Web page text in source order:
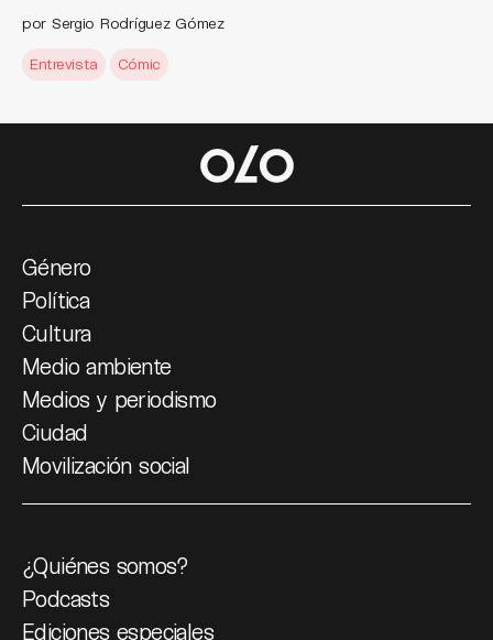
por Sergio Rodríguez Gómez
Entrevista Cómic
Género
Política
Cultura
Medio ambiente
Medios y periodismo
Ciudad
Movilización social
¿Quiénes somos?
Podcasts
Ediciones especiales